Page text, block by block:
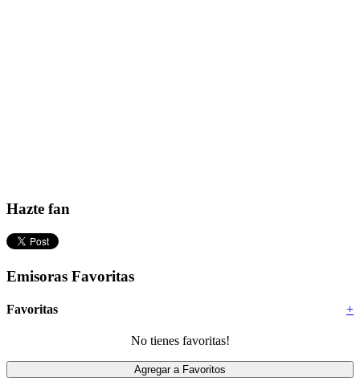
Hazte fan
Emisoras Favoritas
+
Favoritas
No tienes favoritas!